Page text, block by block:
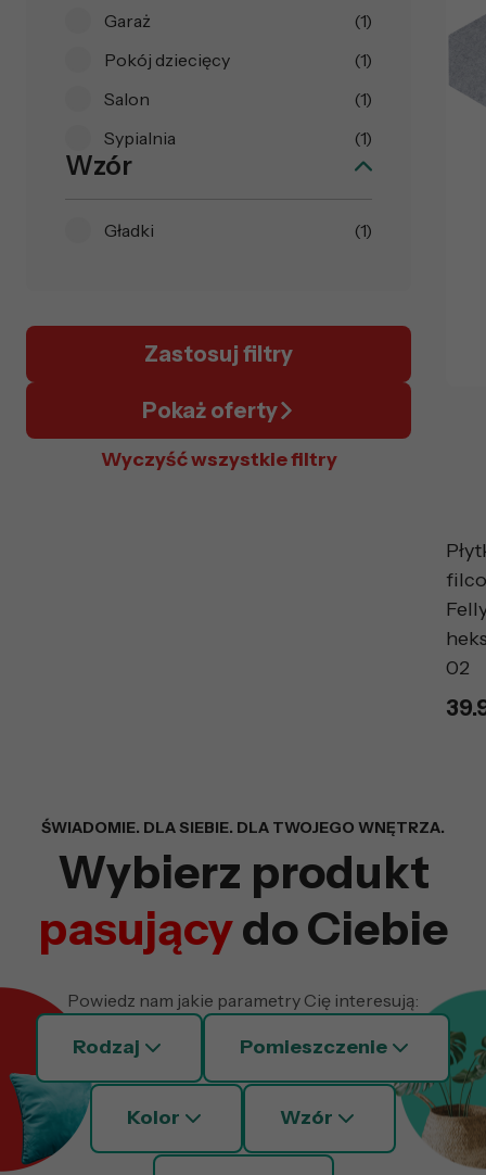
Garaż
(1)
Pokój dziecięcy
(1)
Salon
(1)
Sypialnia
(1)
Wzór
Gładki (1)
Zastosuj filtry
Pokaż oferty
Wyczyść wszystkie filtry
02
Wyszukiwarka z
ŚWIADOMIE. DLA SIEBIE. DLA TWOJEGO WNĘTRZA.
Wybierz produkt
pasującydo Ciebie
Powiedz nam jakie parametry Cię interesują:
Rodzaj Pomieszczenie
Kolor Wzór